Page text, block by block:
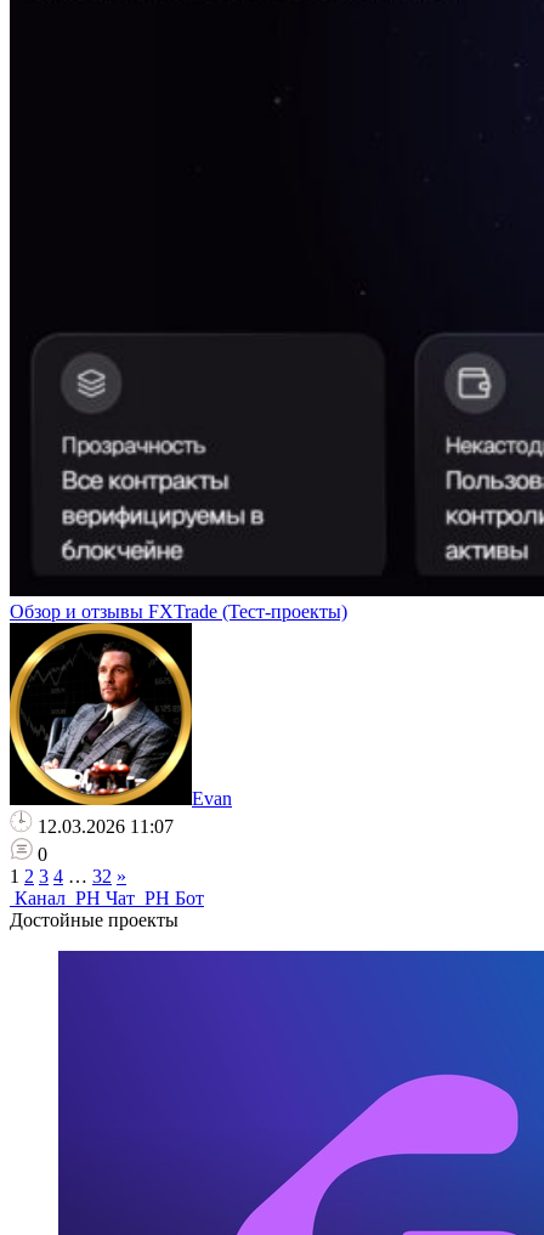
Обзор и отзывы FXTrade (Тест-проекты)
Evan
12.03.2026 11:07
0
1 2 3 4 … 32 »
Канал PH Чат PH Бот
Достойные проекты